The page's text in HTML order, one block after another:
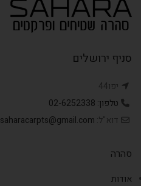
סניף ירושלים
יפו44
טלפון: 02-6252338
דוא"ל: saharacarpts@gmail.com
סהרה
אודות